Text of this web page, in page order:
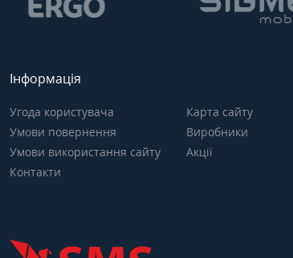
Інформація
Угода користувача
Умови повернення
Умови використання сайту
Контакти
Карта сайту
Виробники
Акції